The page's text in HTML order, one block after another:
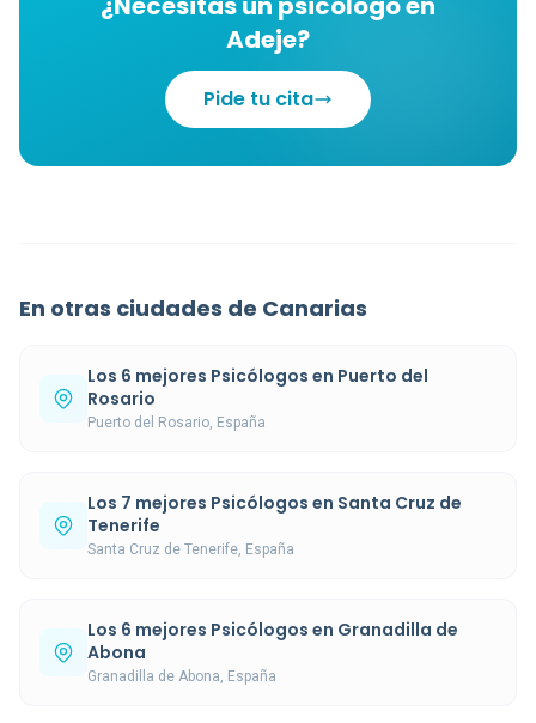
Adeje?
Pide tu cita
En otras ciudades de Canarias
Los 6 mejores Psicólogos en Puerto del
Rosario
Puerto del Rosario, España
Los 7 mejores Psicólogos en Santa Cruz de
Tenerife
Santa Cruz de Tenerife, España
Los 6 mejores Psicólogos en Granadilla de
Abona
Granadilla de Abona, España